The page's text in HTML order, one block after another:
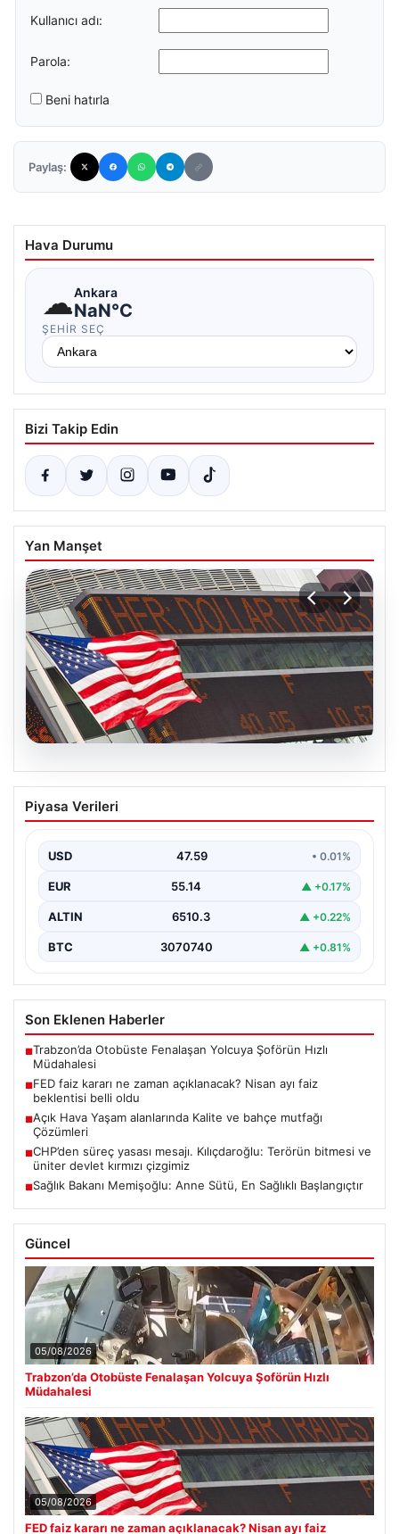
Kullanıcı adı:
Parola:
Beni hatırla
Paylaş:
Hava Durumu
☁Ankara
NaN°C
ŞEHIR SEÇ
Bizi Takip Edin
Yan Manşet
05.08.2026
FED faiz kararı ne zaman açıklanacak?
Nisan ayı faiz beklentisi belli oldu
Piyasa Verileri
USD 47.59 • 0.01%
EUR 55.14 ▲ +0.17%
ALTIN 6510.3 ▲ +0.22%
BTC 3070740 ▲ +0.81%
Son Eklenen Haberler
■Trabzon’da Otobüste Fenalaşan Yolcuya Şoförün Hızlı
Müdahalesi
■FED faiz kararı ne zaman açıklanacak? Nisan ayı faiz
beklentisi belli oldu
■Açık Hava Yaşam alanlarında Kalite ve bahçe mutfağı
Çözümleri
■CHP’den süreç yasası mesajı. Kılıçdaroğlu: Terörün bitmesi ve
üniter devlet kırmızı çizgimiz
■Sağlık Bakanı Memişoğlu: Anne Sütü, En Sağlıklı Başlangıçtır
Güncel
05/08/2026
Trabzon’da Otobüste Fenalaşan Yolcuya Şoförün Hızlı
Müdahalesi
05/08/2026
FED faiz kararı ne zaman açıklanacak? Nisan ayı faiz